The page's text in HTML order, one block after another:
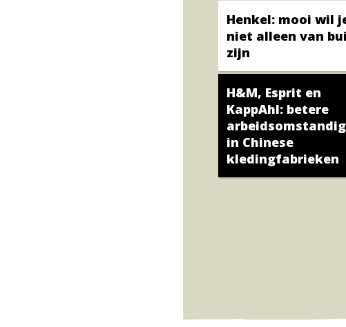
Henkel: mooi wil
niet alleen van
zijn
H&M, Esprit en
KappAhl: betere
in Chinese
kledingfabrieken